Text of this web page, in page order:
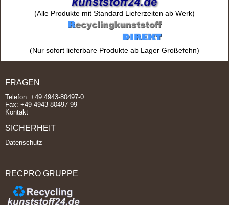
(Alle Produkte mit Standard Lieferzeiten ab Werk)
(Nur sofort lieferbare Produkte ab Lager Großefehn)
FRAGEN
Telefon: +49 4943-80497-0
Fax: +49 4943-80497-99
Kontakt
SICHERHEIT
Datenschutz
RECPRO GRUPPE